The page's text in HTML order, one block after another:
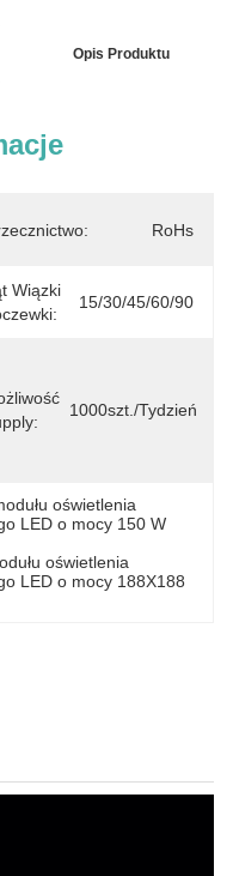
Opis Produktu
RoHs
Wiązki
15/30/45/60/90
1000szt./tydzień
oświetlenia
LED o mocy 150 W
oświetlenia
LED o mocy 188X188